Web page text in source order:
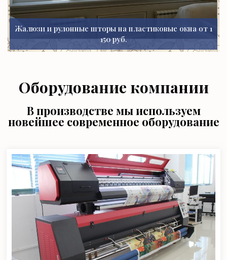
Жалюзи и рулонные шторы на пластиковые окна от 1
150 руб.
Оборудование компании
В производстве мы используем
новейшее современное оборудование